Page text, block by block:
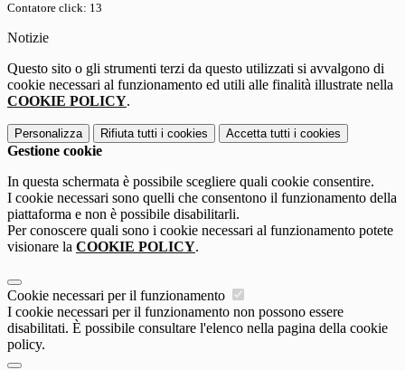
Contatore click: 13
Notizie
Questo sito o gli strumenti terzi da questo utilizzati si avvalgono di
cookie necessari al funzionamento ed utili alle finalità illustrate nella
COOKIE POLICY.
Personalizza Rifiuta tutti i cookies Accetta tutti i cookies
Gestione cookie
In questa schermata è possibile scegliere quali cookie consentire.
I cookie necessari sono quelli che consentono il funzionamento della
piattaforma e non è possibile disabilitarli.
Per conoscere quali sono i cookie necessari al funzionamento potete
visionare la COOKIE POLICY.
Cookie necessari per il funzionamento
I cookie necessari per il funzionamento non possono essere
disabilitati. È possibile consultare l'elenco nella pagina della cookie
policy.